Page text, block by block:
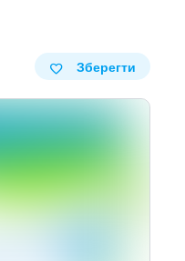
Зберегти